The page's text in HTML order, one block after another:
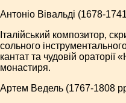
Антоніо Вівальді (1678-
Італійський композитор,
сольного
кантат та чудовій
монастиря.
Артем Ведель (1767-1808